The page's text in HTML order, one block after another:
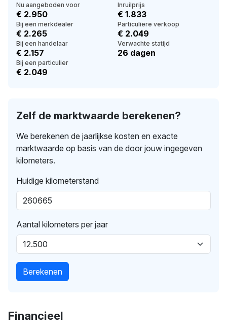
Nu aangeboden voor
€ 2.950
Bij een merkdealer
€ 2.265
Bij een handelaar
€ 2.157
Bij een particulier
€ 2.049
Inruilprijs
€ 1.833
Particuliere verkoop
€ 2.049
Verwachte statijd
26 dagen
Zelf de marktwaarde berekenen?
We berekenen de jaarlijkse kosten en exacte
marktwaarde op basis van de door jouw ingegeven
kilometers.
Huidige kilometerstand
Aantal kilometers per jaar
Berekenen
Financieel